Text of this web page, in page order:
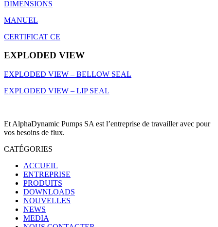
DIMENSIONS
MANUEL
CERTIFICAT CE
EXPLODED VIEW
EXPLODED VIEW – BELLOW SEAL
EXPLODED VIEW – LIP SEAL
Et AlphaDynamic Pumps SA est l’entreprise de travailler avec pour
vos besoins de flux.
CATÉGORIES
ACCUEIL
ENTREPRISE
PRODUITS
DOWNLOADS
NOUVELLES
NEWS
MEDIA